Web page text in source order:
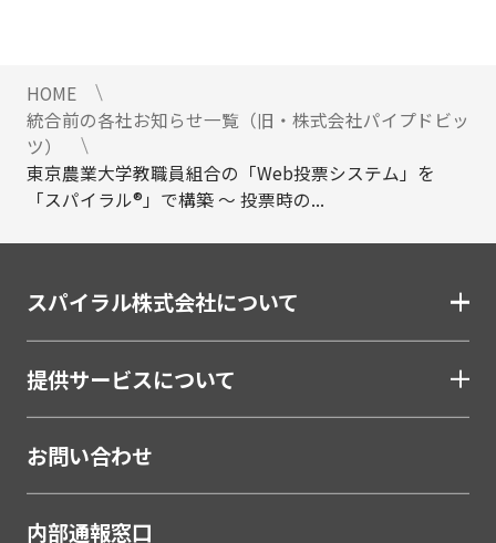
HOME
統合前の各社お知らせ一覧（旧・株式会社パイプドビッ
ツ）
東京農業大学教職員組合の「Web投票システム」を
「スパイラル®」で構築 ～ 投票時の...
スパイラル株式会社について
提供サービスについて
お問い合わせ
内部通報窓口